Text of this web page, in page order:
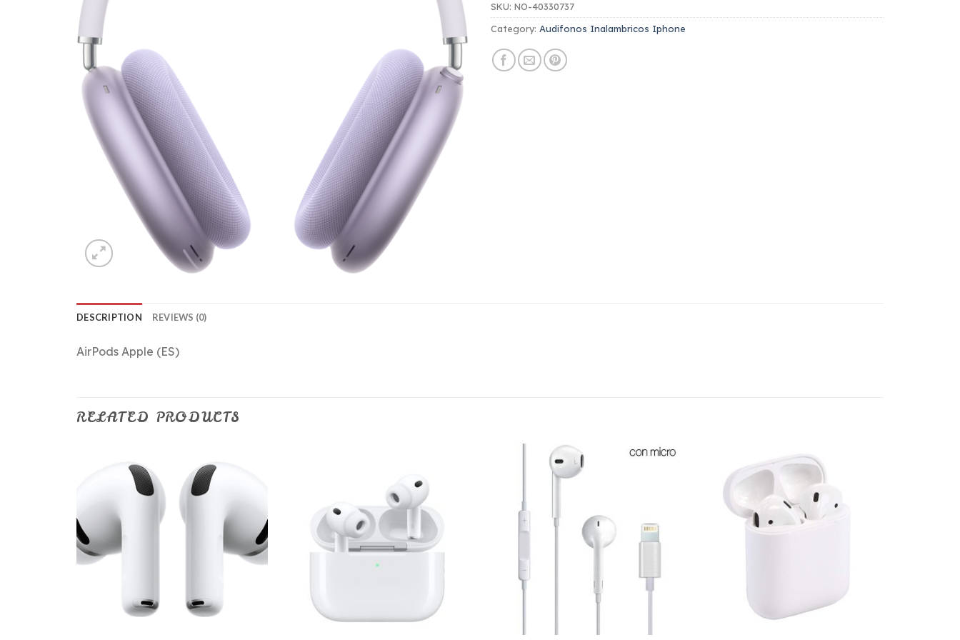
SKU: NO-40330737
Category: Audifonos Inalambricos Iphone
DESCRIPTION REVIEWS (0)
AirPods Apple (ES)
RELATED PRODUCTS